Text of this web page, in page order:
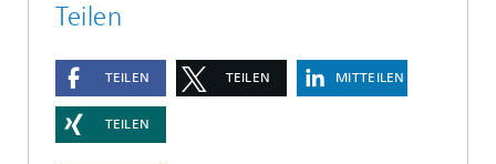
Teilen
TEILEN TEILEN MITTEILEN
TEILEN